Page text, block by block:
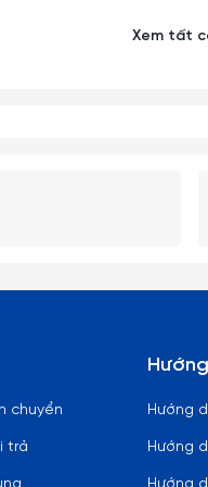
và sáng bóng như mới,
Xem tất
chuyển
trả
Hướng
Hướng